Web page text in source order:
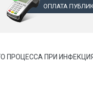
ОПЛАТА
ПРИ